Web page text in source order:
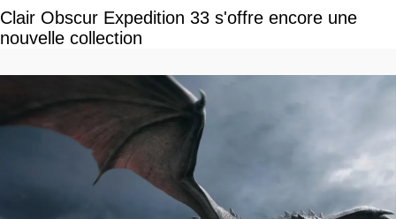
Clair Obscur Expedition 33 s'offre encore une
nouvelle collection